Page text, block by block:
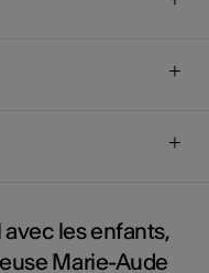
les enfants,
Marie-Aude